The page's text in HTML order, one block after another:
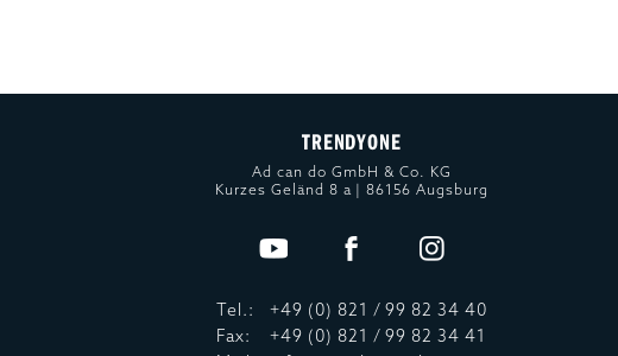
TRENDYONE
Ad can do GmbH & Co. KG
Kurzes Geländ 8 a | 86156 Augsburg
Tel.:
+49 (0) 821 / 99 82 34 40
Fax:
+49 (0) 821 / 99 82 34 41